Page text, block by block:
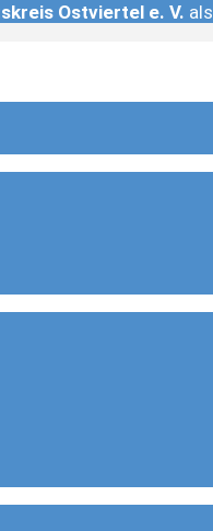
Ostviertel e. V.